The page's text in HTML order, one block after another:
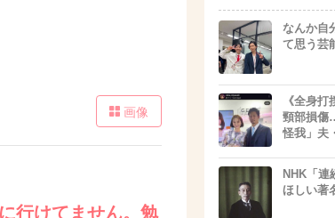
画像
行けてません。勉
なんか自
て思う芸
《全身打
頸部損傷
怪我」夫
NHK「連
ほしい著